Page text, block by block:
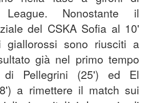
League. Nonostante il
del CSKA Sofia al 10'
giallorossi sono riusciti a
già nel primo tempo
Pellegrini (25') ed El
a rimettere il match sui